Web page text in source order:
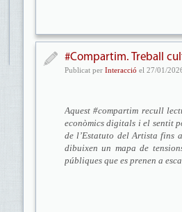
#Compartim. Treball
Publicat per Interacció el 27/01/
Aquest #compartim recull
econòmics digitals i el sentit
de l’Estatuto del Artista fins
dibuixen un mapa de
públiques que es prenen a